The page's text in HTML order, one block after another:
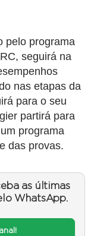
pelo programa
seguirá na
nas etapas da
para o seu
partirá para
programa
das provas.
as últimas
WhatsApp.